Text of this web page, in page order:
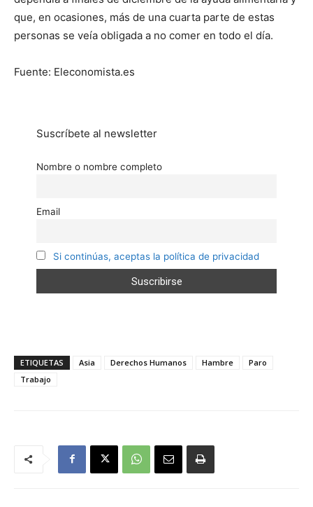
que, en ocasiones, más de una cuarta parte de estas
personas se veía obligada a no comer en todo el día.
Fuente: Eleconomista.es
Suscríbete al newsletter
Nombre o nombre completo
Email
Si continúas, aceptas la política de privacidad
ETIQUETAS Asia Derechos Humanos Hambre
Paro
Trabajo